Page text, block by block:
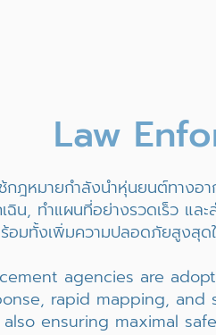
Law
ฎหมายกำลังนำหุ่นยนต์ทางอา
ฉิน, ทำแผนที่อย่างรวดเร็ว แ
อมทั้งเพิ่มความปลอดภัยสูงสุดใ
agencies are
rapid mapping,
ensuring maximal